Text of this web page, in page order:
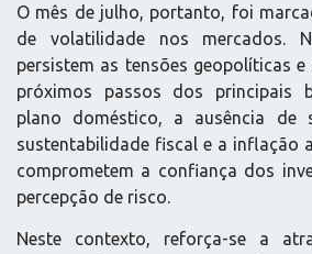
O mês de julho, portanto, foi
de volatilidade nos mercados.
persistem as tensões geopolíticas
próximos passos dos principais
plano doméstico, a ausência de
sustentabilidade fiscal e a inflação
comprometem a confiança dos
percepção de risco.
Neste contexto, reforça-se a